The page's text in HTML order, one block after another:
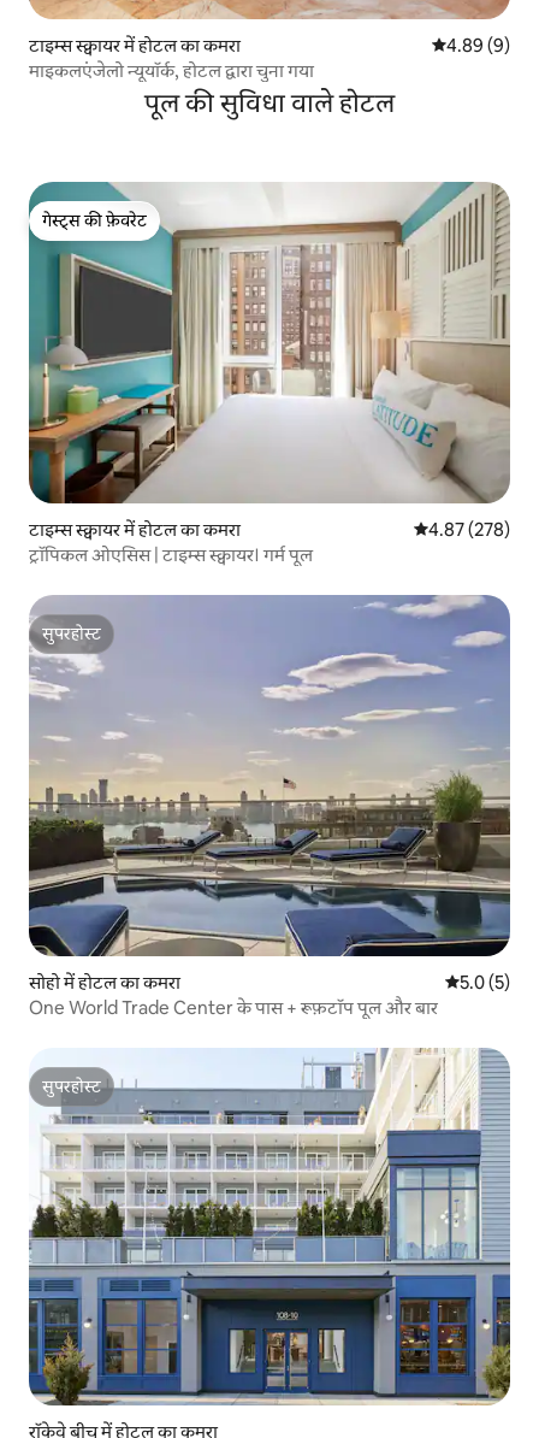
टाइम्स स्क्वायर में होटल का कमरा औसत रेटिंग 5 में
4.89 (9)
माइकलएंजेलो न्यूयॉर्क, होटल द्वारा चुना गया
पूल की सुविधा वाले होटल
गेस्ट्स की फ़ेवरेट
गेस्ट्स की फ़ेवरेट
टाइम्स स्क्वायर में होटल का कमरा औसत रेटिंग 5 में से
4.87 (278)
ट्रॉपिकल ओएसिस | टाइम्स स्क्वायर। गर्म पूल
सुपरहोस्ट
सुपरहोस्ट
सोहो में होटल का कमरा औसत रेटिंग 5
5.0 (5)
One World Trade Center के पास + रूफ़टॉप पूल और बार
सुपरहोस्ट
सुपरहोस्ट
रॉकेवे बीच में होटल का कमरा